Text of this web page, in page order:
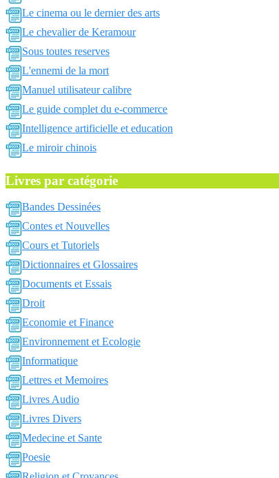
Le cinema ou le dernier des arts
Le chevalier de Keramour
Sous toutes reserves
L'ennemi de la mort
Manuel utilisateur calibre
Le guide complet du e-commerce
Intelligence artificielle et education
Le miroir chinois
Livres par catégorie
Bandes Dessinées
Contes et Nouvelles
Cours et Tutoriels
Dictionnaires et Glossaires
Documents et Essais
Droit
Economie et Finance
Environnement et Ecologie
Informatique
Lettres et Memoires
Livres Audio
Livres Divers
Medecine et Sante
Poesie